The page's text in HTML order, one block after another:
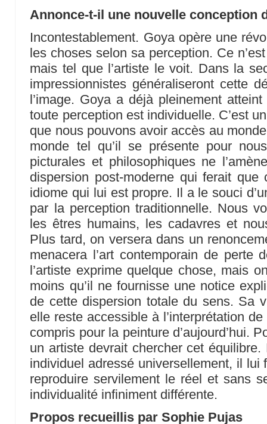
Annonce-t-il une nouvelle conception
Incontestablement. Goya opère une
les choses selon sa perception. Ce
mais tel que l’artiste le voit. Dans la
impressionnistes généraliseront cette
l’image. Goya a déjà pleinement
toute perception est individuelle. C’est
que nous pouvons avoir accès au
monde tel qu’il se présente pour
picturales et philosophiques ne
dispersion post-moderne qui ferait que
idiome qui lui est propre. Il a le souci
par la perception traditionnelle. Nous
les êtres humains, les cadavres et
Plus tard, on versera dans un
menacera l’art contemporain de
l’artiste exprime quelque chose, mais
moins qu’il ne fournisse une notice
de cette dispersion totale du sens. Sa
elle reste accessible à l’interprétation
compris pour la peinture d’aujourd’hui.
un artiste devrait chercher cet
individuel adressé universellement, il lui
reproduire servilement le réel et sans
individualité infiniment différente.
Propos recueillis par Sophie Pujas